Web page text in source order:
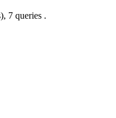
7 queries .